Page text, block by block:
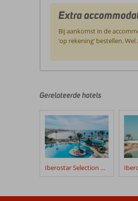
Extra
Bij aankomst in de
‘op rekening’ bestellen.
door
klanten
geschreven
na
hun
verblijf
Barcelo
Gerelateerde hotels
Iberostar Selection Anthelia